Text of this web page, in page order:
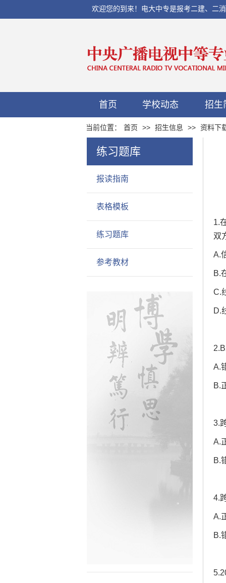
欢迎您的到来！电大中专是报考二建、二
首页 学校动态 招生
当前位置： 首页 >> 招生信息 >> 资料下
练习题库
报读指南
表格模板
练习题库
参考教材
1.
双
A.
B.
C.
D.
A.
B.
3.
A.
B.
4.
A.
B.